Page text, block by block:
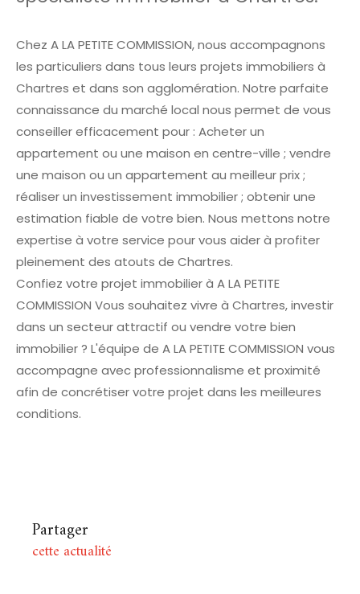
Chez A LA PETITE COMMISSION, nous accompagnons
les particuliers dans tous leurs projets immobiliers à
Chartres et dans son agglomération. Notre parfaite
connaissance du marché local nous permet de vous
conseiller efficacement pour : Acheter un
appartement ou une maison en centre-ville ; vendre
une maison ou un appartement au meilleur prix ;
réaliser un investissement immobilier ; obtenir une
estimation fiable de votre bien. Nous mettons notre
expertise à votre service pour vous aider à profiter
pleinement des atouts de Chartres.
Confiez votre projet immobilier à A LA PETITE
COMMISSION Vous souhaitez vivre à Chartres, investir
dans un secteur attractif ou vendre votre bien
immobilier ? L'équipe de A LA PETITE COMMISSION vous
accompagne avec professionnalisme et proximité
afin de concrétiser votre projet dans les meilleures
conditions.
Partager
cette actualité